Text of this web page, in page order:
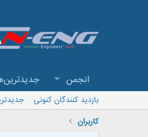
انجمن
بازدید کنندگان کنونی
کاربران